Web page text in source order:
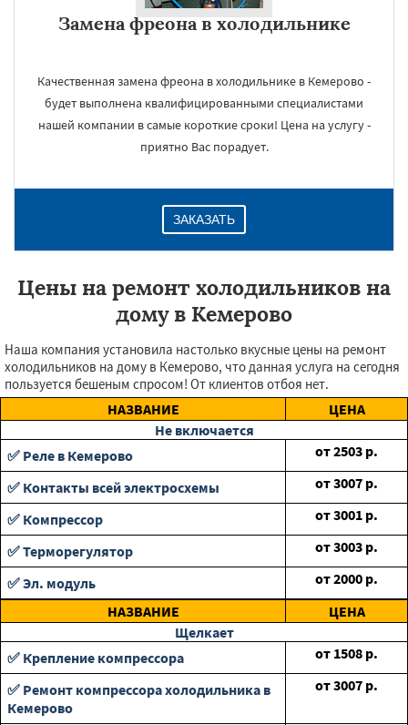
Замена фреона в холодильнике
Качественная замена фреона в холодильнике в Кемерово -
будет выполнена квалифицированными специалистами
нашей компании в самые короткие сроки! Цена на услугу -
приятно Вас порадует.
ЗАКАЗАТЬ
Цены на ремонт холодильников на
дому в Кемерово
Наша компания установила настолько вкусные цены на ремонт
холодильников на дому в Кемерово, что данная услуга на сегодня
пользуется бешеным спросом! От клиентов отбоя нет.
НАЗВАНИЕ
ЦЕНА
Не включается
✅ Реле в Кемерово
от2503 р.
✅ Контакты всей электросхемы
от3007 р.
✅ Компрессор
от3001 р.
✅ Терморегулятор
от3003 р.
✅ Эл. модуль
от2000 р.
НАЗВАНИЕ
ЦЕНА
Щелкает
✅ Крепление компрессора
от 1508 р.
✅ Ремонт компрессора холодильника в
Кемерово
от3007 р.